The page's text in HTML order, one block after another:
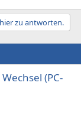
zu antworten.
(PC-